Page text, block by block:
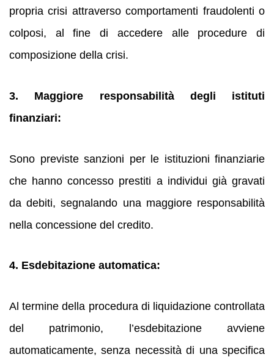
propria crisi attraverso comportamenti fraudolenti o
colposi, al fine di accedere alle procedure di
composizione della crisi.
3. Maggiore responsabilità degli istituti
finanziari:
Sono previste sanzioni per le istituzioni finanziarie
che hanno concesso prestiti a individui già gravati
da debiti, segnalando una maggiore responsabilità
nella concessione del credito.
4. Esdebitazione automatica:
Al termine della procedura di liquidazione controllata
del patrimonio, l’esdebitazione avviene
automaticamente, senza necessità di una specifica